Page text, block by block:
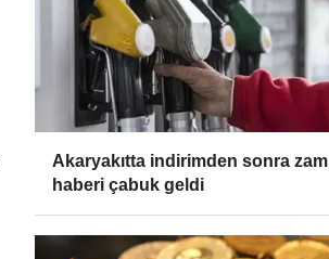
Akaryakıtta indirimden sonra zam
haberi çabuk geldi